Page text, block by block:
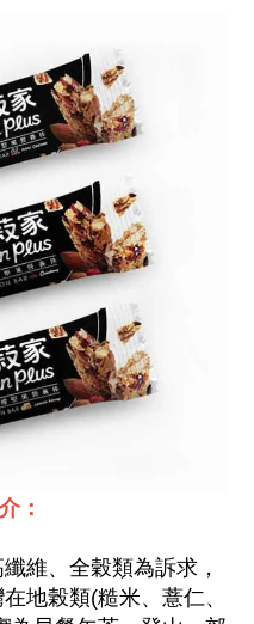
：
維、全穀類為訴求，
地榖類(糙米、薏仁、